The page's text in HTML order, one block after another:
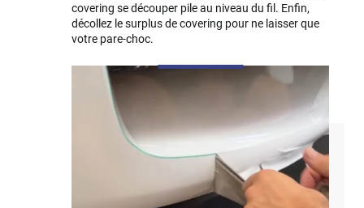
covering se découper pile au niveau du fil. Enfin,
décollez le surplus de covering pour ne laisser que
votre pare-choc.